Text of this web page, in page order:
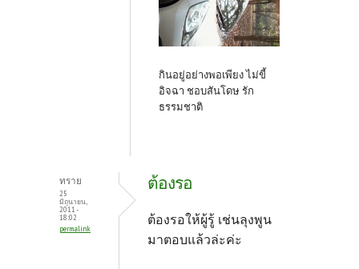
กินอยู่อย่างพอเพียง ไม่ขี้
อิจฉา ชอบสันโดษ รัก
ธรรมชาติ
ทราย
25
มิถุนายน,
2011 -
18:02
permalink
ต้องรอ
ต้องรอให้ผู้รู้ เช่นลุงพูน
มาตอบแล้วล่ะค่ะ